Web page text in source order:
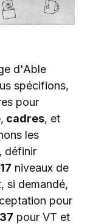
d'Able
spécifions,
pour
, cadres, et
les
définir
niveaux de
si demandé,
pour
pour VT et